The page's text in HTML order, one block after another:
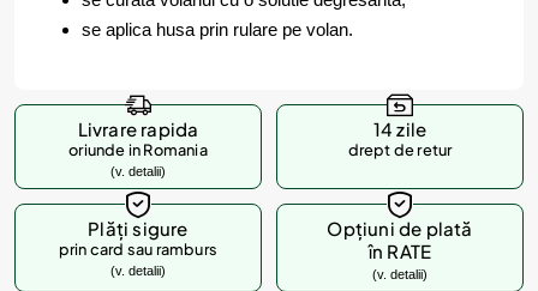
se aplica husa prin rulare pe volan.
Livrare rapida
oriunde in Romania
(v. detalii)
14 zile
drept de retur
Plăți sigure
prin card sau ramburs
(v. detalii)
Opțiuni de plată
în RATE
(v. detalii)